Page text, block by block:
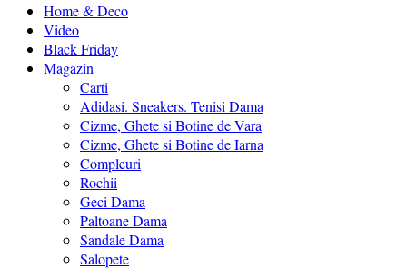
Home & Deco
Video
Black Friday
Magazin
Carti
Adidasi. Sneakers. Tenisi Dama
Cizme, Ghete si Botine de Vara
Cizme, Ghete si Botine de Iarna
Compleuri
Rochii
Geci Dama
Paltoane Dama
Sandale Dama
Salopete